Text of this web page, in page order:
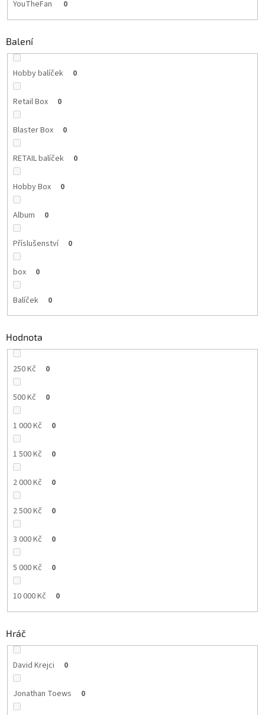
YouTheFan 0
Balení
Hobby balíček 0
Retail Box 0
Blaster Box 0
RETAIL balíček 0
Hobby Box 0
Album 0
Příslušenství 0
box 0
Balíček 0
Hodnota
250 Kč 0
500 Kč 0
1 000 Kč 0
1 500 Kč 0
2 000 Kč 0
2 500 Kč 0
3 000 Kč 0
5 000 Kč 0
10 000 Kč 0
Hráč
David Krejci 0
Jonathan Toews 0